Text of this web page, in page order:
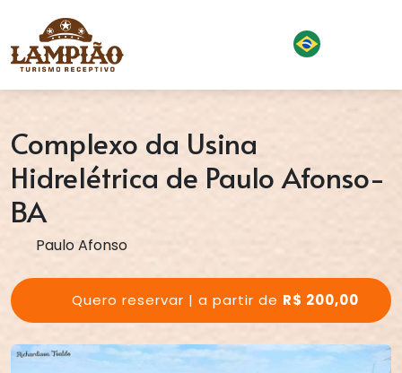
Complexo da Usina
Hidrelétrica de Paulo Afonso-
BA
Paulo Afonso
Quero reservar | a partir de R$ 200,00